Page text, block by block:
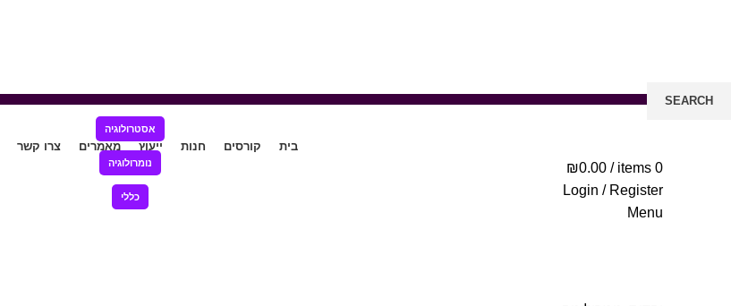
בית קורסים חנות ייעוץ מאמרים צרו קשר
0
items
/
₪0.00
Login / Register
Menu
אסטרולוגיה
נומרולוגיה
כללי
SEARCH